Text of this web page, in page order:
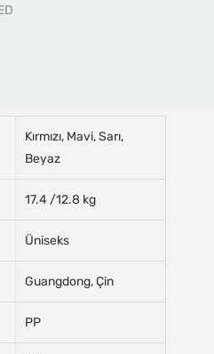
Kırmızı, Mavi, Sarı,
Beyaz
17.4 /12.8 kg
Üniseks
Guangdong, Çin
PP